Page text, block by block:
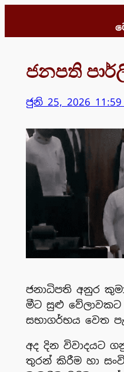
ජනපති
ජුනි 25, 2026
ජනාධිපති අනුර
මීට සුළු වේලාවක‌ට
සභාගර්භය වෙත
අද දින විවාදයට
තුරන් කිරීම හා